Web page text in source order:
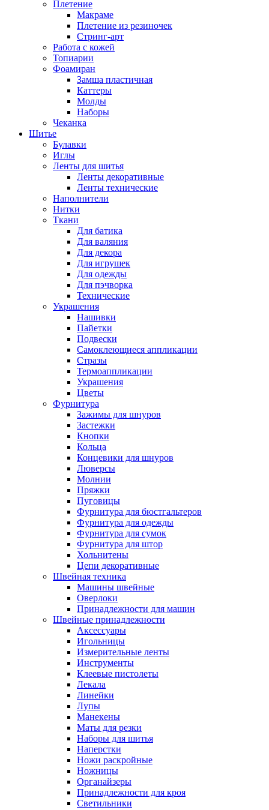
Плетение
Макраме
Плетение из резиночек
Стринг-арт
Работа с кожей
Топиарии
Фоамиран
Замша пластичная
Каттеры
Молды
Наборы
Чеканка
Шитье
Булавки
Иглы
Ленты для шитья
Ленты декоративные
Ленты технические
Наполнители
Нитки
Ткани
Для батика
Для валяния
Для декора
Для игрушек
Для одежды
Для пэчворка
Технические
Украшения
Нашивки
Пайетки
Подвески
Самоклеющиеся аппликации
Стразы
Термоаппликации
Украшения
Цветы
Фурнитура
Зажимы для шнуров
Застежки
Кнопки
Кольца
Концевики для шнуров
Люверсы
Молнии
Пряжки
Пуговицы
Фурнитура для бюстгальтеров
Фурнитура для одежды
Фурнитура для сумок
Фурнитура для штор
Хольнитены
Цепи декоративные
Швейная техника
Машины швейные
Оверлоки
Принадлежности для машин
Швейные принадлежности
Аксессуары
Игольницы
Измерительные ленты
Инструменты
Клеевые пистолеты
Лекала
Линейки
Лупы
Манекены
Маты для резки
Наборы для шитья
Наперстки
Ножи раскройные
Ножницы
Органайзеры
Принадлежности для кроя
Светильники